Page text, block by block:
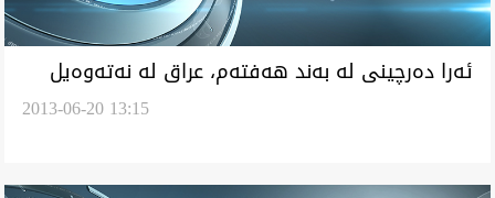
ئه‌را ده‌رچينی له‌ به‌ند هه‌فته‌م، عراق له‌ نه‌ته‌وه‌يل
2013-06-20 13:15